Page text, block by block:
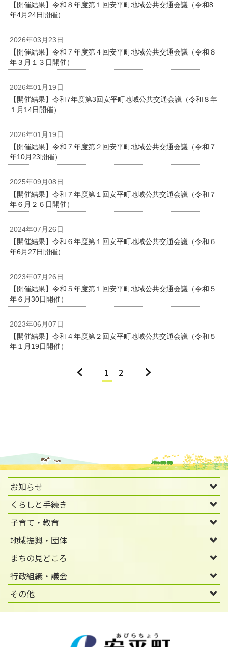
【開催結果】令和８年度第１回安平町地域公共交通会議（令和8
年4月24日開催）
2026年03月23日
【開催結果】令和７年度第４回安平町地域公共交通会議（令和８
年３月１３日開催）
2026年01月19日
【開催結果】令和7年度第3回安平町地域公共交通会議（令和８年
１月14日開催）
2026年01月19日
【開催結果】令和７年度第２回安平町地域公共交通会議（令和７
年10月23開催）
2025年09月08日
【開催結果】令和７年度第１回安平町地域公共交通会議（令和７
年６月２６日開催）
2024年07月26日
【開催結果】令和６年度第１回安平町地域公共交通会議（令和６
年6月27日開催）
2023年07月26日
【開催結果】令和５年度第１回安平町地域公共交通会議（令和５
年６月30日開催）
2023年06月07日
【開催結果】令和４年度第２回安平町地域公共交通会議（令和５
年１月19日開催）
« 1 2 »
お知らせ
くらしと手続き
子育て・教育
地域振興・団体
まちの見どころ
行政組織・議会
その他